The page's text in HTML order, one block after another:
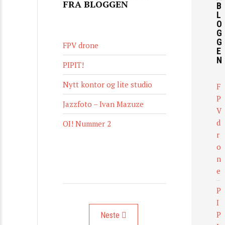
FRA BLOGGEN
FPV drone
PIPIT!
Nytt kontor og lite studio
Jazzfoto – Ivan Mazuze
OI! Nummer 2
Neste artikkel: Minimennesker på
Neste
B
L
O
G
G
E
N
F
P
V
d
r
o
n
e
P
I
P